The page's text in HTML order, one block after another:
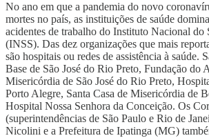
No ano em que a pandemia do novo
mortes no país, as instituições de saúde
acidentes de trabalho do Instituto Nacional do
(INSS). Das dez organizações que mais
são hospitais ou redes de assistência à saúde.
Base de São José do Rio Preto, Fundação do
Misericórdia de São José do Rio Preto,
Porto Alegre, Santa Casa de Misericórdia de
Hospital Nossa Senhora da Conceição. Os
(superintendências de São Paulo e Rio de
Nicolini e a Prefeitura de Ipatinga (MG)